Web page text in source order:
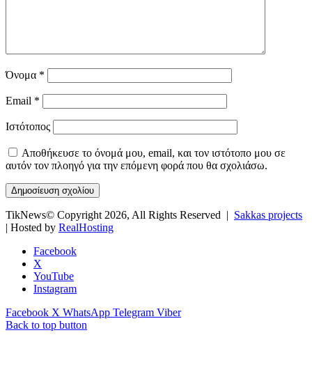
Όνομα *
Email *
Ιστότοπος
Αποθήκευσε το όνομά μου, email, και τον ιστότοπο μου σε
αυτόν τον πλοηγό για την επόμενη φορά που θα σχολιάσω.
TikNews© Copyright 2026, All Rights Reserved | Sakkas projects
| Hosted by RealHosting
Facebook
X
YouTube
Instagram
Facebook X WhatsApp Telegram Viber
Back to top button